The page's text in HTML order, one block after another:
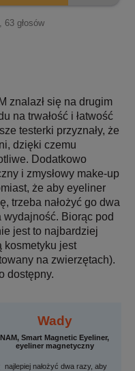
63 głosów
znalazł się na drugim
na trwałość i łatwość
testerki przyznały, że
dzięki czemu
Dodatkowo
i zmysłowy make-up
że aby eyeliner
trzeba nałożyć go dwa
wydajność. Biorąc pod
jest to najbardziej
kosmetyku jest
na zwierzętach).
dostępny.
Wady
NAM, Smart Magnetic Eyeliner,
eyeliner magnetyczny
najlepiej nałożyć dwa razy, aby